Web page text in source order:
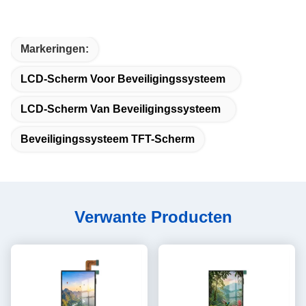
Markeringen:
LCD-Scherm Voor Beveiligingssysteem
LCD-Scherm Van Beveiligingssysteem
Beveiligingssysteem TFT-Scherm
Verwante Producten